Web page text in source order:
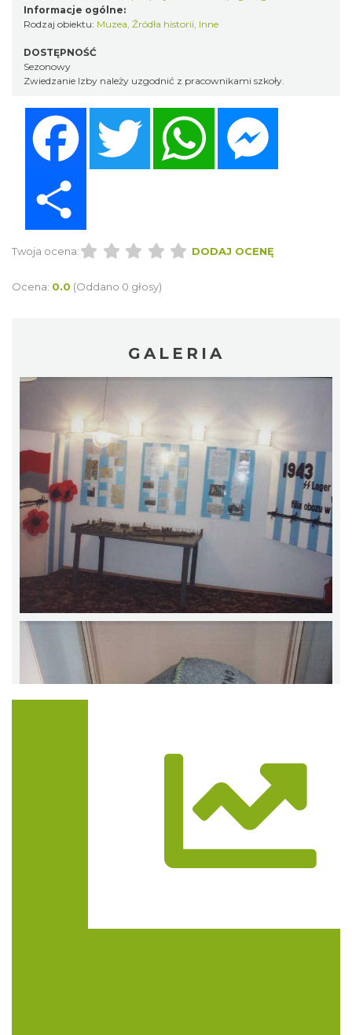
Informacje ogólne:
Rodzaj obiektu: Muzea, Źródła historii, Inne
DOSTĘPNOŚĆ
Sezonowy
Zwiedzanie Izby należy uzgodnić z pracownikami szkoły.
Twitter WhatsApp
Twoja ocena: DODAJ OCENĘ
Ocena: 0.0 (Oddano 0 głosy)
GALERIA
Trasa